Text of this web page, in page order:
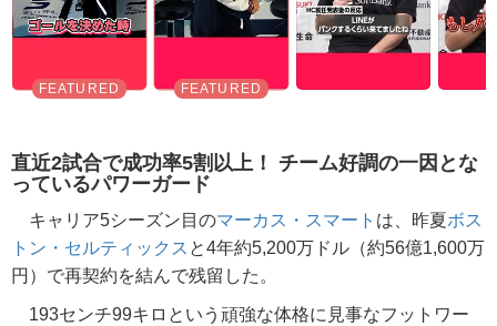
直近2試合で成功率5割以上！ チーム好調の一因とな
っているパワーガード
キャリア5シーズン目のマーカス・スマート は、昨夏ボス
トン・セルティックス と4年約5,200万ドル（約56億1,600万
円）で再契約を結んで残留した。
193センチ99キロという頑強な体格に見事なフットワー